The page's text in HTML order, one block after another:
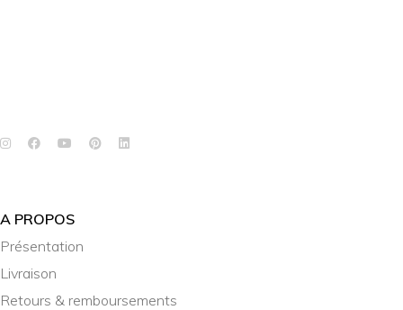
A PROPOS
Présentation
Livraison
Retours & remboursements